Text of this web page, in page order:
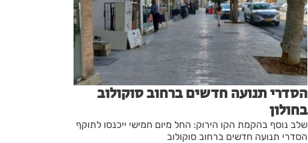
הסדרי תנועה חדשים ברחוב סוקולוב
בחולון
שלב נוסף בהקמת הקו הירוק: החל מיום חמישי ייכנסו לתוקף
הסדרי תנועה חדשים ברחוב סוקולוב